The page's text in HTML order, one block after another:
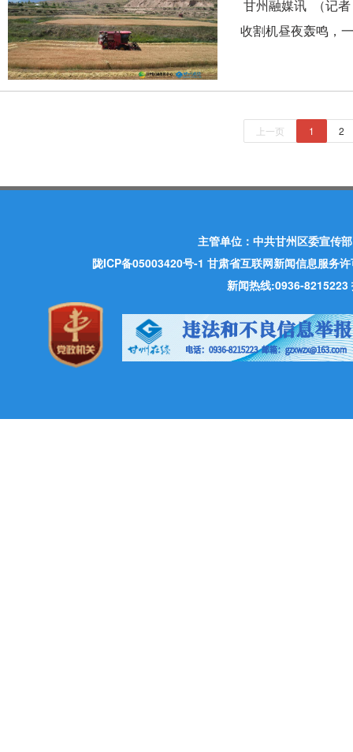
甘州融媒讯 （记
收割机昼夜轰鸣，
上一页 1 2
主管单位：中共甘州区委宣传
陇ICP备05003420号-1 甘肃省互联网新闻信息服务
新闻热线:0936-8215223